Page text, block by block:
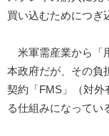
買い込むためにつぎ
米軍需産業から「
本政府だが、その負
契約「FMS」（対外
る仕組みになってい